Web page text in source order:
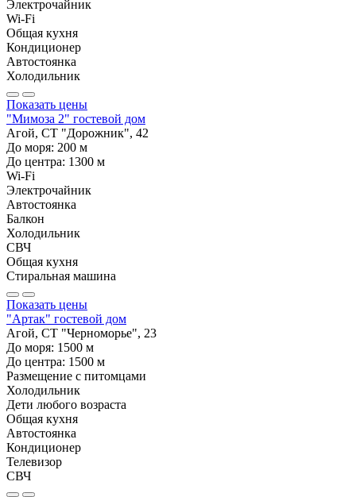
Электрочайник
Wi-Fi
Общая кухня
Кондиционер
Автостоянка
Холодильник
Показать цены
"Мимоза 2" гостевой дом
Агой, СТ "Дорожник", 42
До моря: 200 м
До центра: 1300 м
Wi-Fi
Электрочайник
Автостоянка
Балкон
Холодильник
СВЧ
Общая кухня
Стиральная машина
Показать цены
"Артак" гостевой дом
Агой, СТ "Черноморье", 23
До моря: 1500 м
До центра: 1500 м
Размещение с питомцами
Холодильник
Дети любого возраста
Общая кухня
Автостоянка
Кондиционер
Телевизор
СВЧ